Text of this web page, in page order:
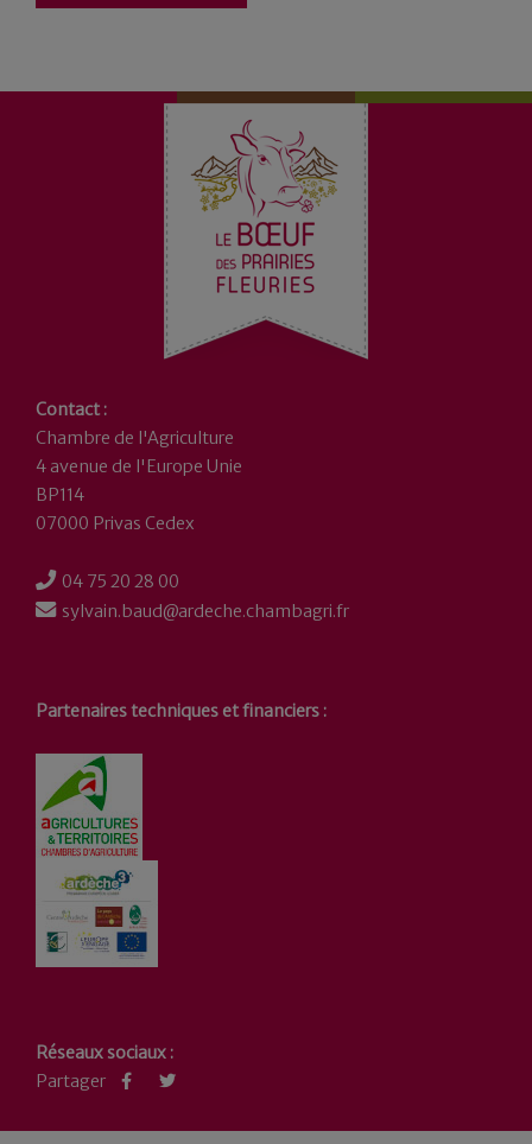
Contact :
Chambre de l'Agriculture
4 avenue de l'Europe Unie
BP114
07000 Privas Cedex
04 75 20 28 00
sylvain.baud@ardeche.chambagri.fr
Réseaux sociaux :
Partager
Partenaires techniques et financiers :